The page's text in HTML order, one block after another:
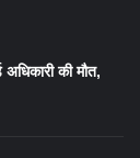
की मौत,